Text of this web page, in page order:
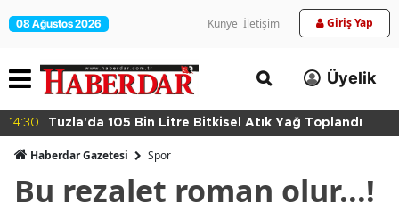
08 Ağustos 2026 Künye İletişim Giriş Yap
Üyelik
14:30 Tuzla'da 105 Bin Litre Bitkisel Atık Yağ Toplandı
Haberdar Gazetesi Spor
Bu rezalet roman olur...!